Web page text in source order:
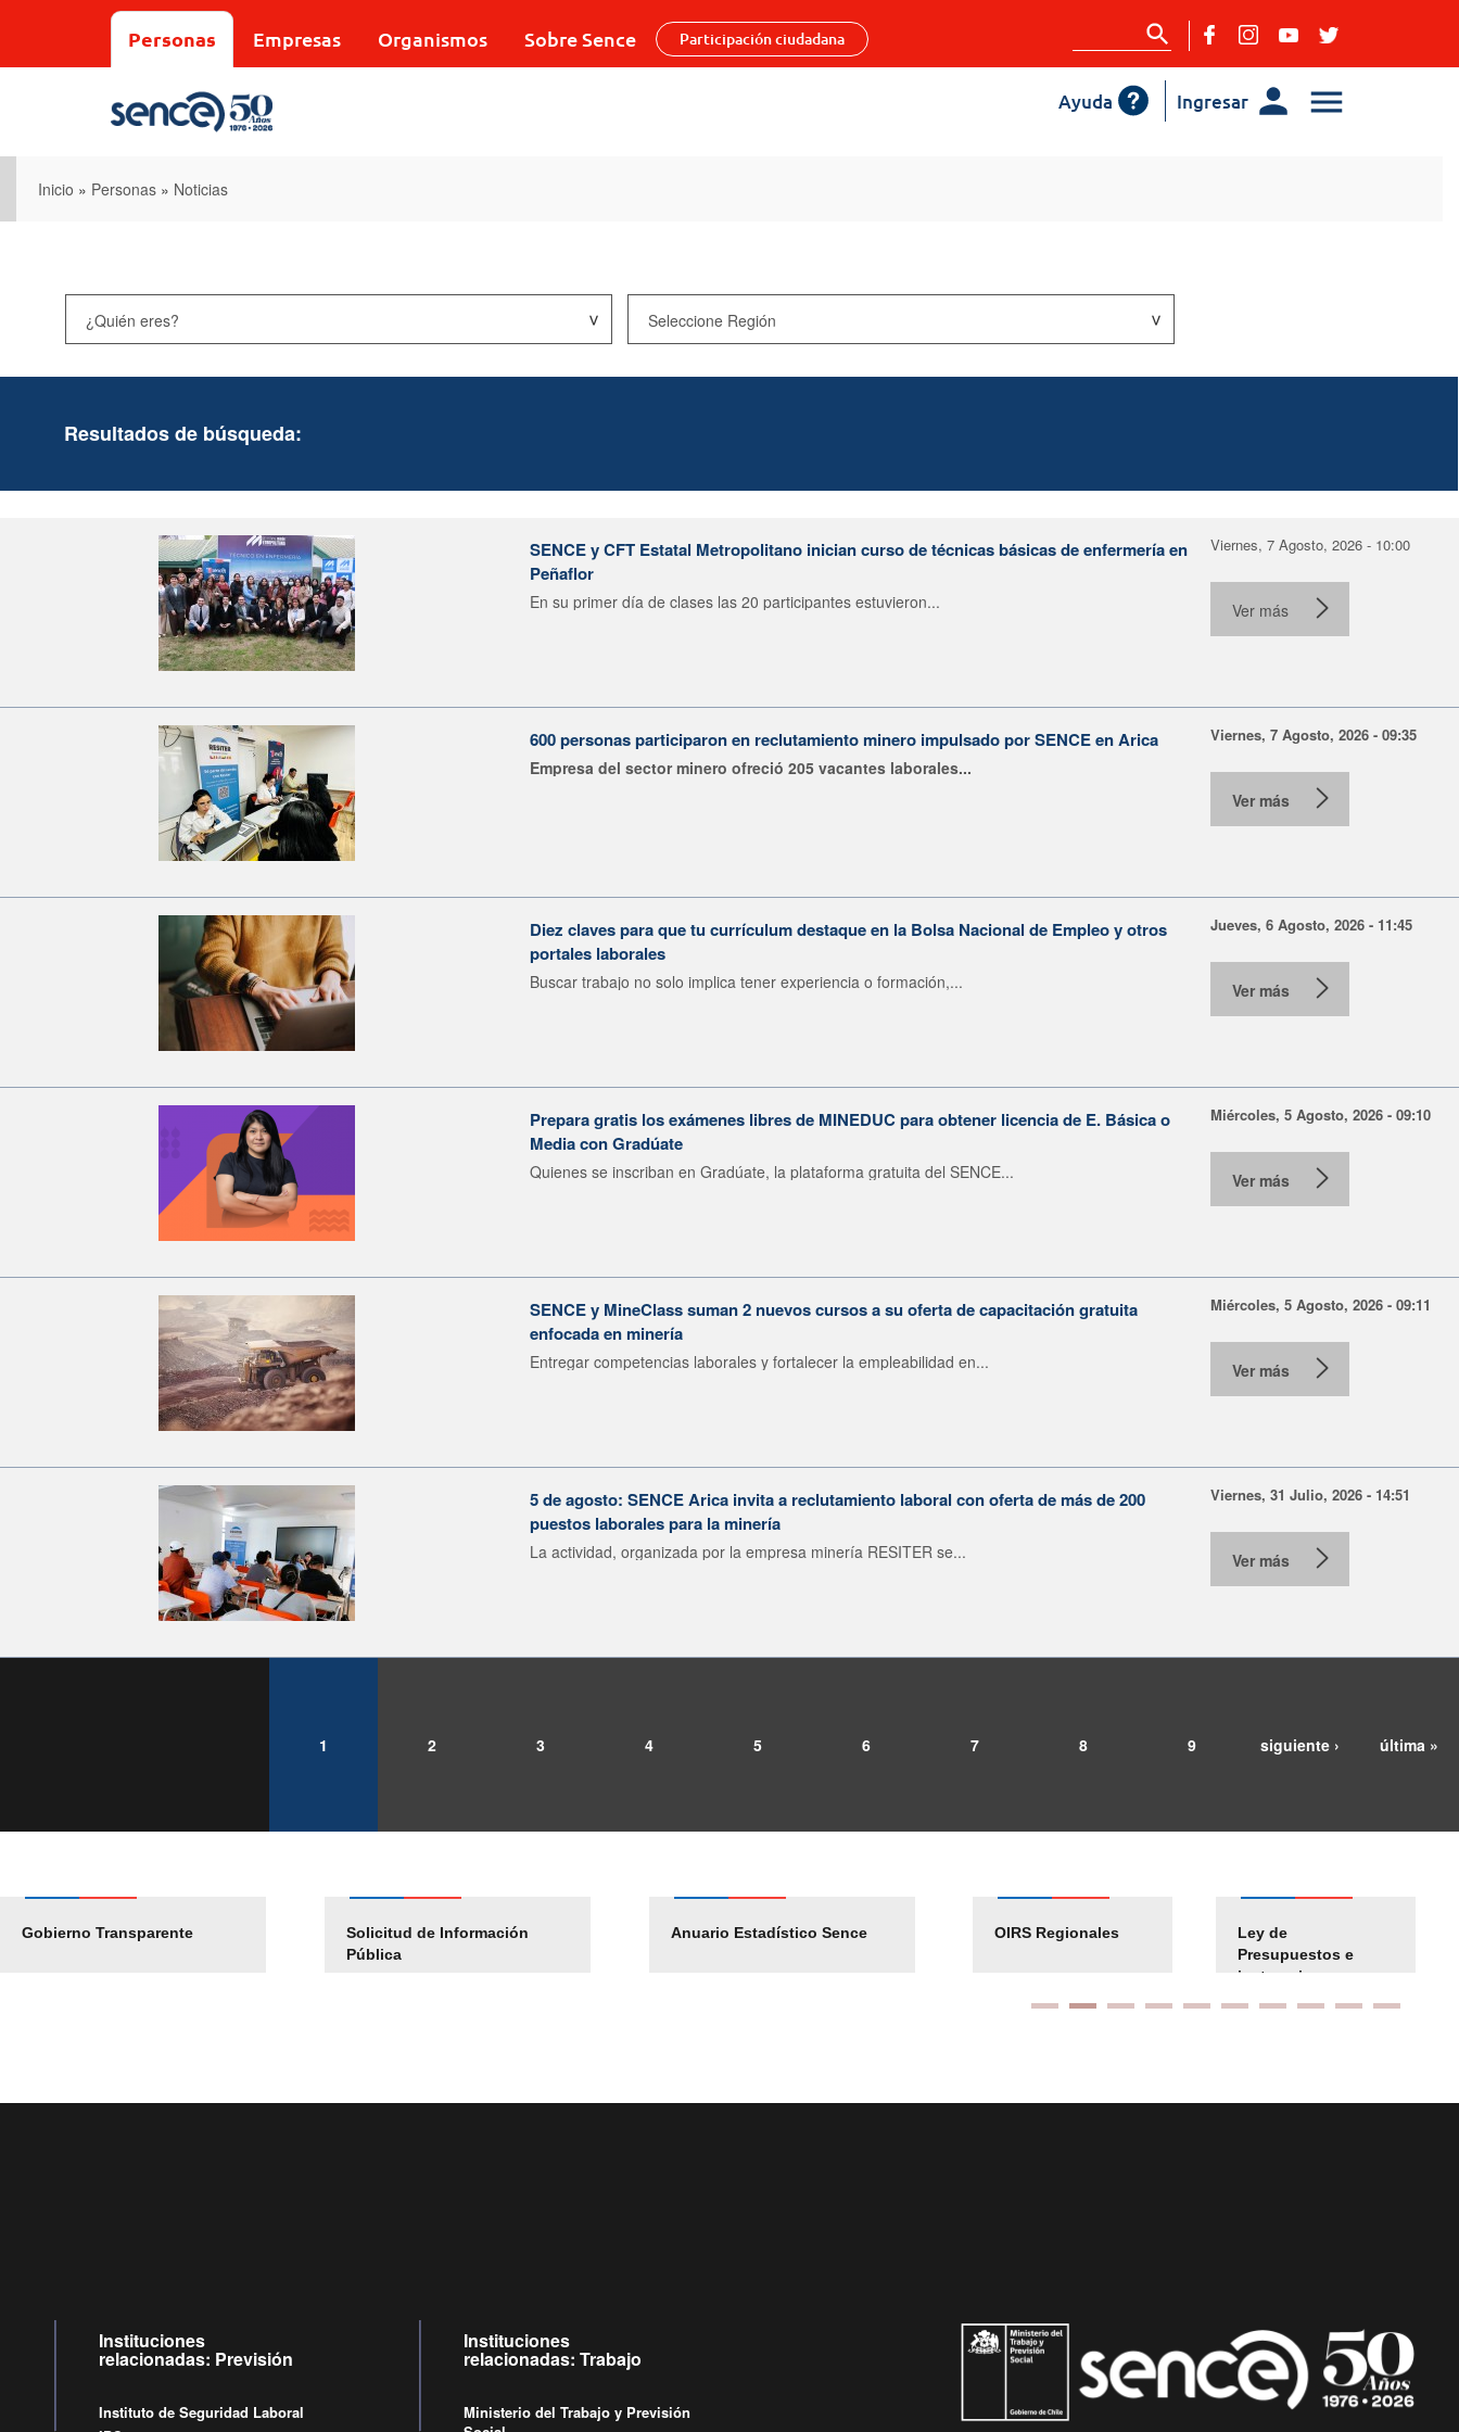
Personas Empresas Organismos Sobre Sence Participación ciudadana
Ingresar
Ayuda
Inicio » Personas » Noticias
Resultados de búsqueda:
SENCE y CFT Estatal Metropolitano inician curso de técnicas básicas de enfermería en
Peñaflor
En su primer día de clases las 20 participantes estuvieron...
Viernes, 7 Agosto, 2026 - 10:00
Ver más
600 personas participaron en reclutamiento minero impulsado por SENCE en Arica
Empresa del sector minero ofreció 205 vacantes laborales...
Viernes, 7 Agosto, 2026 - 09:35
Ver más
Diez claves para que tu currículum destaque en la Bolsa Nacional de Empleo y otros
portales laborales
Buscar trabajo no solo implica tener experiencia o formación,...
Jueves, 6 Agosto, 2026 - 11:45
Ver más
Prepara gratis los exámenes libres de MINEDUC para obtener licencia de E. Básica o
Media con Gradúate
Quienes se inscriban en Gradúate, la plataforma gratuita del SENCE...
Miércoles, 5 Agosto, 2026 - 09:10
Ver más
SENCE y MineClass suman 2 nuevos cursos a su oferta de capacitación gratuita
enfocada en minería
Entregar competencias laborales y fortalecer la empleabilidad en...
Miércoles, 5 Agosto, 2026 - 09:11
Ver más
5 de agosto: SENCE Arica invita a reclutamiento laboral con oferta de más de 200
puestos laborales para la minería
La actividad, organizada por la empresa minería RESITER se...
Viernes, 31 Julio, 2026 - 14:51
Ver más
1 2 3 4 5 6 7 8 9 siguiente › última »
Gobierno Transparente
Solicitud de Información
Pública
Anuario Estadístico Sence
Pago Proveedores
Empleos Públicos
Solicitud Audiencias
OIRS Regionales
Ley de
Presupuestos e
instrucciones
Instituciones
relacionadas: Previsión
Instituto de Seguridad Laboral
Instituciones
relacionadas: Trabajo
Ministerio del Trabajo y Previsión